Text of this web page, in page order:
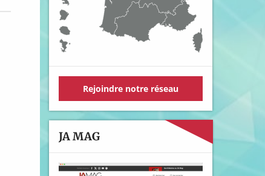
Rejoindre notre réseau
JA MAG